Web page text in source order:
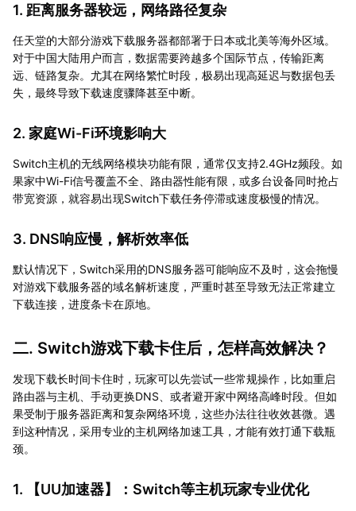
1. 距离服务器较远，网络路径复杂
任天堂的大部分游戏下载服务器都部署于日本或北美等海外区域。
对于中国大陆用户而言，数据需要跨越多个国际节点，传输距离
远、链路复杂。尤其在网络繁忙时段，极易出现高延迟与数据包丢
失，最终导致下载速度骤降甚至中断。
2. 家庭Wi-Fi环境影响大
Switch主机的无线网络模块功能有限，通常仅支持2.4GHz频段。如
果家中Wi-Fi信号覆盖不全、路由器性能有限，或多台设备同时抢占
带宽资源，就容易出现Switch下载任务停滞或速度极慢的情况。
3. DNS响应慢，解析效率低
默认情况下，Switch采用的DNS服务器可能响应不及时，这会拖慢
对游戏下载服务器的域名解析速度，严重时甚至导致无法正常建立
下载连接，进度条卡在原地。
二. Switch游戏下载卡住后，怎样高效解决？
发现下载长时间卡住时，玩家可以先尝试一些常规操作，比如重启
路由器与主机、手动更换DNS、或者避开家中网络高峰时段。但如
果受制于服务器距离和复杂网络环境，这些办法往往收效甚微。遇
到这种情况，采用专业的主机网络加速工具，才能有效打通下载瓶
颈。
1. 【UU加速器】：Switch等主机玩家专业优化